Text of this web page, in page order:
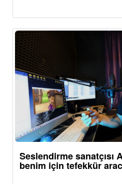
Seslendirme sanatçısı
benim için tefekkür